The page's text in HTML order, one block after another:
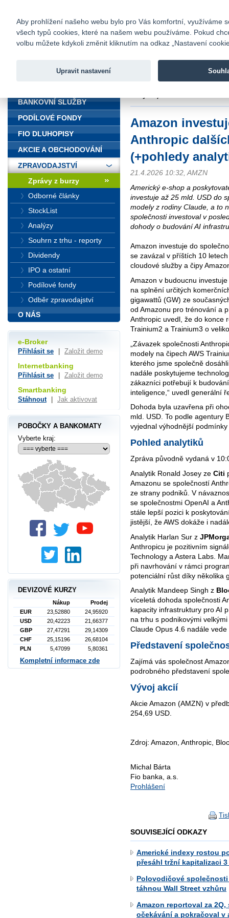
Fio banka
Fio banka
Amazon
Anthropic
(+pohledy
21.4.2026 10:32, AMZN
Americký e-shop a
investuje až 25 mld. USD do
modely z rodiny Claude, a to
společnosti investoval v
dohody o budování AI
Amazon investuje do
se zavázal v příštích 10
cloudové služby a čipy
Amazon v budoucnu
na splnění určitých
gigawattů (GW) ze
od Amazonu pro trénování a
Anthropic uvedl, že do konce
Trainium2 a Trainium3 o
„Závazek společnosti
modely na čipech AWS
kterého jsme společně
nadále poskytujeme
zákazníci potřebují k
inteligence,“ uvedl generální
Dohoda byla uzavřena při
mld. USD. To podle agentury
vyjednal výhodnější
Pohled analytiků
Zpráva původně vydaná v
Analytik Ronald Josey ze Citi
Amazonu se společností
ze strany podniků. V
se společnostmi OpenAI a
stále lepší pozici k
jistější, že AWS dokáže i
Analytik Harlan Sur z
Anthropicu je pozitivním
Technology a Astera Labs.
při navrhování v rámci
potenciální růst díky několika
Analytik Mandeep Singh z
víceletá dohoda společnosti
kapacity infrastruktury pro AI
na trhu s podnikovými
Claude Opus 4.6 nadále
Představení
Zajímá vás společnost
podrobného představení
Vývoj akcií
Akcie Amazon (AMZN) v
254,69 USD.
Zdroj: Amazon, Anthropic,
Michal Bárta
Fio banka, a.s.
Prohlášení
SOUVISEJÍCÍ ODKAZY
Americké indexy rostou
přesáhl tržní kapitalizaci 3
Polovodičové
táhnou Wall Street vzhůru
Amazon reportoval za 2Q,
očekávání a pokračoval v
BANKOVNÍ SLUŽBY
PODÍLOVÉ FONDY
FIO DLUHOPISY
AKCIE A OBCHODOVÁNÍ
ZPRAVODAJSTVÍ
Zprávy z burzy
Odborné články
StockList
Analýzy
Souhrn z trhu - reporty
Dividendy
IPO a ostatní
Podílové fondy
Odběr zpravodajství
O NÁS
e-Broker
Přihlásit se Založit demo
Internetbanking
Přihlásit se Založit demo
Smartbanking
Stáhnout Jak aktivovat
POBOČKY A BANKOMATY
Vyberte kraj:
DEVIZOVÉ KURZY
Nákup
Prodej
EUR
23,52880
24,95920
USD
20,42223
21,66377
GBP
27,47291
29,14309
CHF
25,15196
26,68104
PLN
5,47099 5,80361
Kompletní informace zde
Aby prohlížení našeho webu bylo pro Vás komfortní, využíváme
všech typů cookies, které na našem webu používáme. Pokud
volbu můžete kdykoli změnit kliknutím na odkaz „Nastavení
Upravit nastavení